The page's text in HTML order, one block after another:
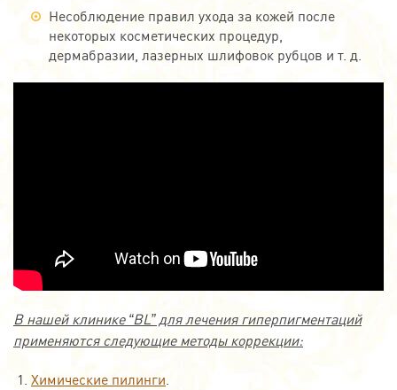
Несоблюдение правил ухода за кожей после
некоторых косметических процедур,
дермабразии, лазерных шлифовок рубцов и т. д.
В нашей клинике “BL” для лечения гиперпигментаций
применяются следующие методы коррекции:
Химические пилинги.